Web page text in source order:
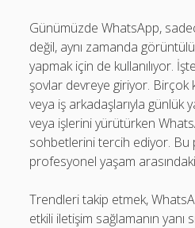
Günümüzde WhatsApp,
değil, aynı zamanda
yapmak için de kullanılıyor.
şovlar devreye giriyor. Birçok
veya iş arkadaşlarıyla günlük
veya işlerini yürütürken
sohbetlerini tercih ediyor. Bu
profesyonel yaşam
Trendleri takip etmek,
etkili iletişim sağlamanın yanı